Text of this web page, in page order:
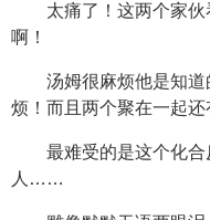
太痛了！这两个家
啊！
汤姆很麻烦他是知
烦！而且两个聚在一起还
最难受的是这个化
人……